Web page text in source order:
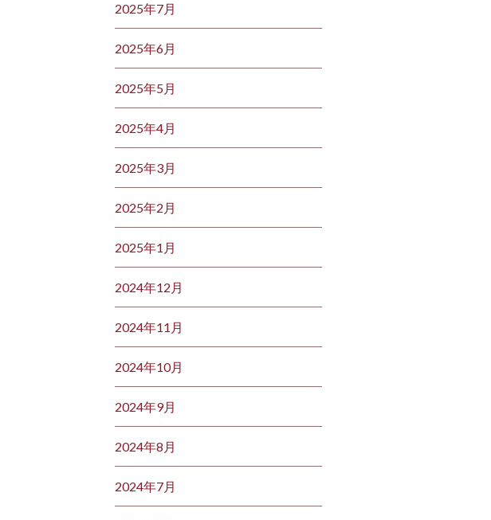
2025年7月
2025年6月
2025年5月
2025年4月
2025年3月
2025年2月
2025年1月
2024年12月
2024年11月
2024年10月
2024年9月
2024年8月
2024年7月